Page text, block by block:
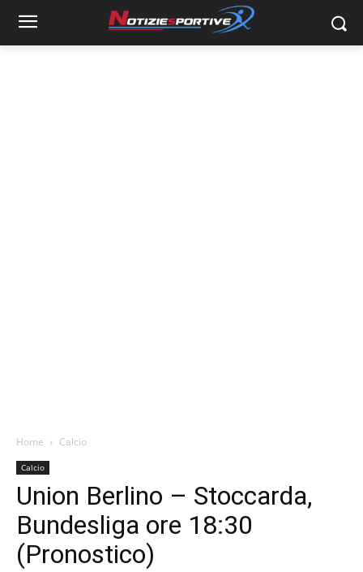
Home Calcio
Calcio
Union Berlino – Stoccarda,
Bundesliga ore 18:30
(Pronostico)